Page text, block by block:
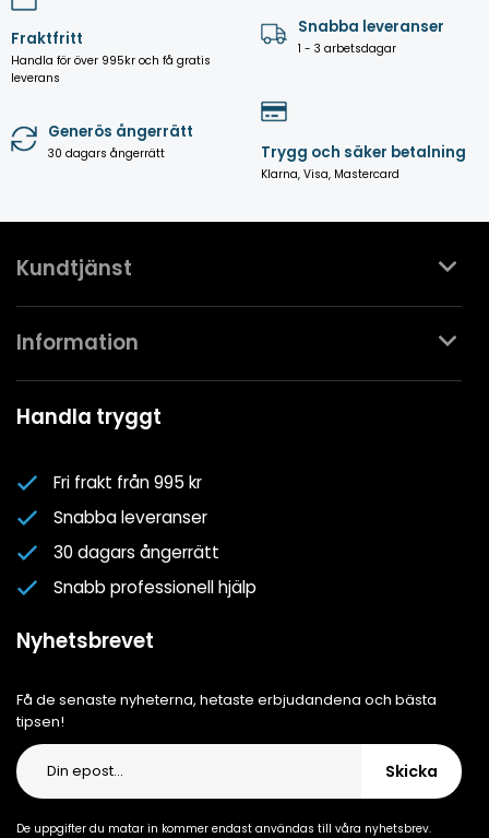
Fraktfritt
Handla för över 995kr och få gratis
leverans
Snabba leveranser
1 - 3 arbetsdagar
Generös ångerrätt
30 dagars ångerrätt Trygg och säker betalning
Klarna, Visa, Mastercard
Kundtjänst
Kontakta oss
Mina favoriter
Information
Spa- & Poolguider
Nyhetsbrev
Om oss
Cookiepolicy
Cookie-inställningar
Handla tryggt
Fri frakt från 995 kr
Snabba leveranser
30 dagars ångerrätt
Snabb professionell hjälp
Nyhetsbrevet
Få de senaste nyheterna, hetaste erbjudandena och bästa
tipsen!
Skicka
De uppgifter du matar in kommer endast användas till våra nyhetsbrev.